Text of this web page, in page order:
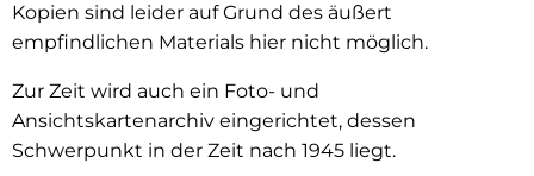
Kopien sind leider auf Grund des äußert
empfindlichen Materials hier nicht möglich.
Zur Zeit wird auch ein Foto- und
Ansichtskartenarchiv eingerichtet, dessen
Schwerpunkt in der Zeit nach 1945 liegt.